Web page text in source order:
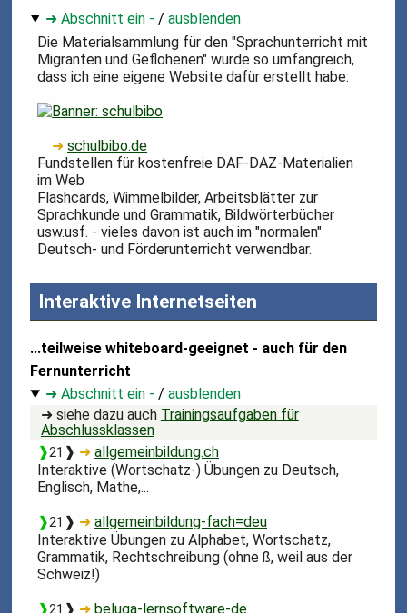
➜ Abschnitt ein - /ausblenden
Die Materialsammlung für den "Sprachunterricht mit
Migranten und Geflohenen" wurde so umfangreich,
dass ich eine eigene Website dafür erstellt habe:
➜schulbibo.de
Fundstellen für kostenfreie DAF-DAZ-Materialien
im Web
Flashcards, Wimmelbilder, Arbeitsblätter zur
Sprachkunde und Grammatik, Bildwörterbücher
usw.usf. - vieles davon ist auch im "normalen"
Deutsch- und Förderunterricht verwendbar.
Interaktive Internetseiten
...teilweise whiteboard-geeignet - auch für den
Fernunterricht
➜ Abschnitt ein - /ausblenden
➜ siehe dazu auch Trainingsaufgaben für
Abschlussklassen
❱21 ❱ ➜allgemeinbildung.ch
Interaktive (Wortschatz-) Übungen zu Deutsch,
Englisch, Mathe,...
❱21 ❱ ➜allgemeinbildung-fach=deu
Interaktive Übungen zu Alphabet, Wortschatz,
Grammatik, Rechtschreibung (ohne ß, weil aus der
Schweiz!)
❱21 ❱ ➜beluga-lernsoftware-de